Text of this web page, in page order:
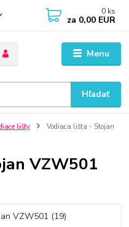
Menu
Hľadať
0 ks
za 0,00 EUR
lišty
Vodiaca lišta - Stojan
VZW501